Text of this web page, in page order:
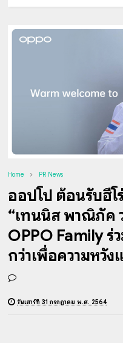
Home PR News
ออปโป้ ต้อนรับฮี
“เทนนิส พาณิภัค
OPPO Family
กว่าเพื่อความหวั
วันเสาร์ที่ 31 กรกฎาคม พ.ศ. 2564